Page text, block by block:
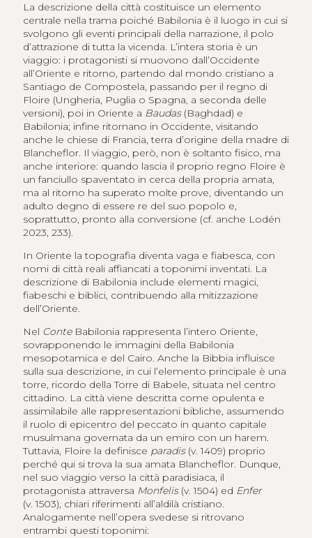
La descrizione della città costituisce un elemento
centrale nella trama poiché Babilonia è il luogo in cui si
svolgono gli eventi principali della narrazione, il polo
d’attrazione di tutta la vicenda. L’intera storia è un
viaggio: i protagonisti si muovono dall’Occidente
all’Oriente e ritorno, partendo dal mondo cristiano a
Santiago de Compostela, passando per il regno di
Floire (Ungheria, Puglia o Spagna, a seconda delle
versioni), poi in Oriente a Baudas(Baghdad) e
Babilonia; infine ritornano in Occidente, visitando
anche le chiese di Francia, terra d’origine della madre di
Blancheflor. Il viaggio, però, non è soltanto fisico, ma
anche interiore: quando lascia il proprio regno Floire è
un fanciullo spaventato in cerca della propria amata,
ma al ritorno ha superato molte prove, diventando un
adulto degno di essere re del suo popolo e,
soprattutto, pronto alla conversione (cf. anche Lodén
2023, 233).
In Oriente la topografia diventa vaga e fiabesca, con
nomi di città reali affiancati a toponimi inventati. La
descrizione di Babilonia include elementi magici,
fiabeschi e biblici, contribuendo alla mitizzazione
dell’Oriente.
Nel ConteBabilonia rappresenta l’intero Oriente,
sovrapponendo le immagini della Babilonia
mesopotamica e del Cairo. Anche la Bibbia influisce
sulla sua descrizione, in cui l’elemento principale è una
torre, ricordo della Torre di Babele, situata nel centro
cittadino. La città viene descritta come opulenta e
assimilabile alle rappresentazioni bibliche, assumendo
il ruolo di epicentro del peccato in quanto capitale
musulmana governata da un emiro con un harem.
Tuttavia, Floire la definisce paradis(v. 1409) proprio
perché qui si trova la sua amata Blancheflor. Dunque,
nel suo viaggio verso la città paradisiaca, il
protagonista attraversa Monfelis(v. 1504) ed Enfer
(v. 1503), chiari riferimenti all’aldilà cristiano.
Analogamente nell’opera svedese si ritrovano
entrambi questi toponimi: